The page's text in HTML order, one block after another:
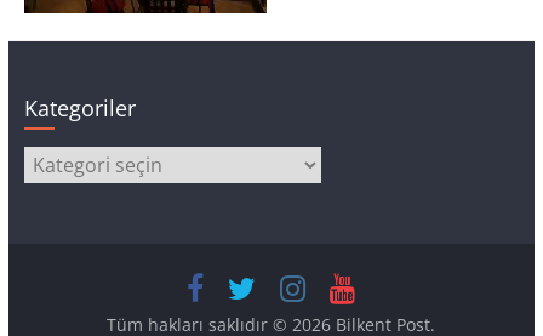
Kategoriler
Kategoriler
Tüm hakları saklıdır © 2026 Bilkent Post.